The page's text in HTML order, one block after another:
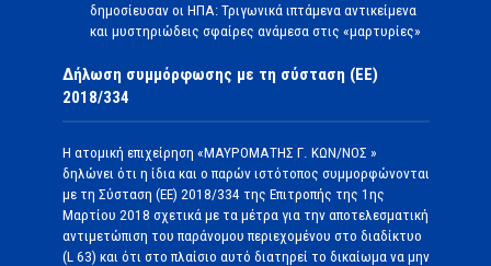
δημοσίευσαν οι ΗΠΑ: Τριγωνικά ιπτάμενα αντικείμενα
και μυστηριώδεις σφαίρες ανάμεσα στις «μαρτυρίες»
Δήλωση συμμόρφωσης με τη σύσταση (ΕΕ)
2018/334
Η ατομική επιχείρηση «ΜΑΥΡΟΜΑΤΗΣ Γ. ΚΩΝ/ΝΟΣ »
δηλώνει ότι η ίδια και ο παρών ιστότοπος συμμορφώνονται
με τη Σύσταση (ΕΕ) 2018/334 της Επιτροπής της 1ης
Μαρτίου 2018 σχετικά με τα μέτρα για την αποτελεσματική
αντιμετώπιση του παράνομου περιεχομένου στο διαδίκτυο
(L 63) και ότι στο πλαίσιο αυτό διατηρεί το δικαίωμα να μην